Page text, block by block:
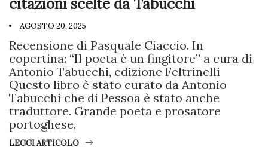
AGOSTO 20, 2025
Recensione di Pasquale Ciaccio. In
copertina: “Il poeta è un fingitore” a cura di
Antonio Tabucchi, edizione Feltrinelli
Questo libro è stato curato da Antonio
Tabucchi che di Pessoa è stato anche
traduttore. Grande poeta e prosatore
portoghese,
LEGGI ARTICOLO